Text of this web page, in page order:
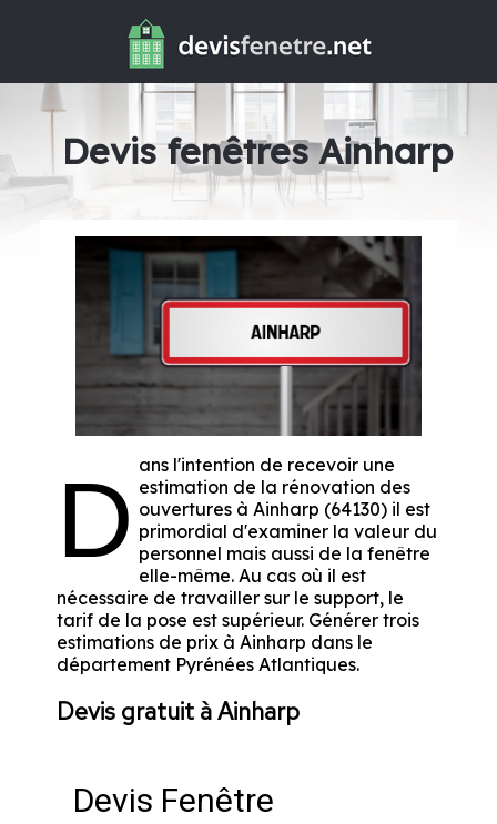
Devis fenêtres Ainharp
D ans l'intention de recevoir une
estimation de la rénovation des
ouvertures à Ainharp (64130) il est
primordial d'examiner la valeur du
personnel mais aussi de la fenêtre
elle-même. Au cas où il est
nécessaire de travailler sur le support, le
tarif de la pose est supérieur. Générer trois
estimations de prix à Ainharp dans le
département Pyrénées Atlantiques.
Devis gratuit à Ainharp
Devis Fenêtre